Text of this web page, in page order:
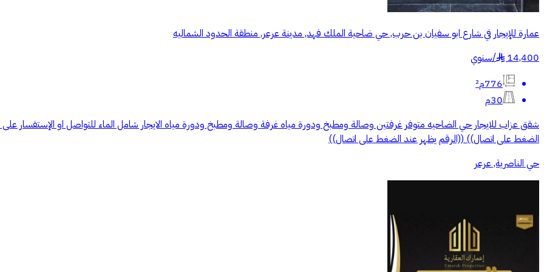
عمارة للإيجار في شارع ابو سفيان بن حرب, حي ضاحية الملك فهد, مدينة عرعر, منطقة الحدود الشماليه
14,400
§
/سنوي
776م²
30م
شقق عزاب للايجار حي الضاحيه متوفر غرفتين وصالة ومطبخ ودورة مياه غرفة وصالة ومطبخ ودورة مياه الايجار شامل الماء للتواصل او الإستفسار على
الضغط على اتصال)) ((الرقم يظهر عند الضغط على اتصال))
حي الناصرية, عرعر